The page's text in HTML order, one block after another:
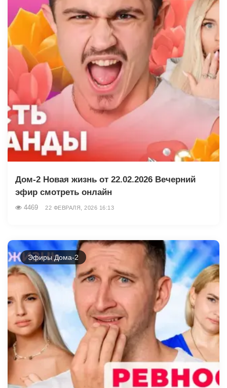
Дом-2 Новая жизнь от 22.02.2026 Вечерний
эфир смотреть онлайн
4469 22 ФЕВРАЛЯ, 2026 16:13
Эфиры Дома-2